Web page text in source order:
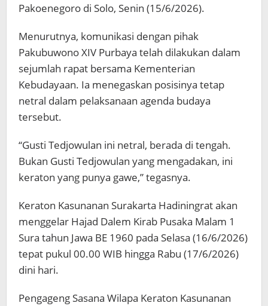
Pakoenegoro di Solo, Senin (15/6/2026).
Menurutnya, komunikasi dengan pihak
Pakubuwono XIV Purbaya telah dilakukan dalam
sejumlah rapat bersama Kementerian
Kebudayaan. Ia menegaskan posisinya tetap
netral dalam pelaksanaan agenda budaya
tersebut.
“Gusti Tedjowulan ini netral, berada di tengah.
Bukan Gusti Tedjowulan yang mengadakan, ini
keraton yang punya gawe,” tegasnya.
Keraton Kasunanan Surakarta Hadiningrat akan
menggelar Hajad Dalem Kirab Pusaka Malam 1
Sura tahun Jawa BE 1960 pada Selasa (16/6/2026)
tepat pukul 00.00 WIB hingga Rabu (17/6/2026)
dini hari.
Pengageng Sasana Wilapa Keraton Kasunanan